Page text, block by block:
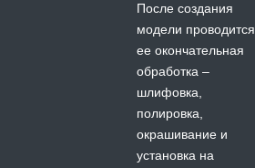
После создания
модели проводится
ее окончательная
обработка –
шлифовка,
полировка,
окрашивание и
установка на